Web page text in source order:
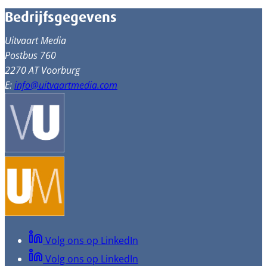
Bedrijfsgegevens
Uitvaart Media
Postbus 760
2270 AT Voorburg
E:info@uitvaartmedia.com
Volg ons op LinkedIn
Volg ons op LinkedIn